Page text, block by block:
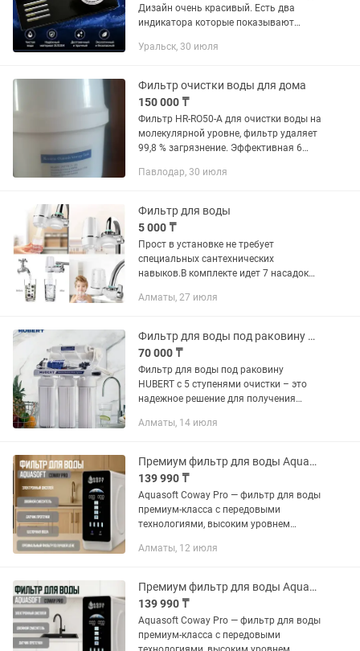
Дизайн очень красивый. Есть два
индикатора которые показывают
индикатор показывает качество
Уральск, 30 июля
Фильтр очистки воды для дома
150 000 ₸
Фильтр HR-RO50-A для очистки воды на
молекулярной уровне, фильтр удаляет
99,8 % загрязнение. Эффективная 6
родниковой воды.
Павлодар, 30 июля
Фильтр для воды
5 000 ₸
Прост в установке не требует
специальных сантехнических
навыков.В комплекте идет 7 насадок
на все виды кранов. 1. Семь уровней
диатомная...
Алматы, 27 июля
Фильтр для воды под раковину HUBERT ГУБЕРТ ХУБЕРТ 5 ступеней очистки
70 000 ₸
Фильтр для воды под раковину
HUBERT с 5 ступенями очистки – это
надежное решение для получения
Удаляет хлор, тяжелые металлы,
Алматы, 14 июля
Премиум фильтр для воды Aquasoft Coway Pro. Рассрочка Kaspi
139 990 ₸
Aquasoft Coway Pro — фильтр для воды
премиум-класса с передовыми
технологиями, высоким уровнем
Подходит для установки под мойку в
Алматы, 12 июля
Премиум фильтр для воды Aquasoft Coway Pro. Рассрочка Kaspi
139 990 ₸
Aquasoft Coway Pro — фильтр для воды
премиум-класса с передовыми